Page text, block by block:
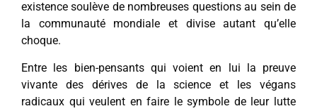
existence soulève de nombreuses questions au sein de
la communauté mondiale et divise autant qu’elle
choque.
Entre les bien-pensants qui voient en lui la preuve
vivante des dérives de la science et les végans
radicaux qui veulent en faire le symbole de leur lutte